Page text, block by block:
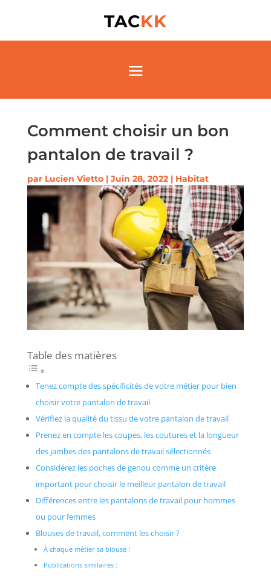
TACKK
Comment choisir un bon
pantalon de travail ?
par Lucien Vietto| Juin 28, 2022| Habitat
Table des matières
Tenez compte des spécificités de votre métier pour bien
choisir votre pantalon de travail
Vérifiez la qualité du tissu de votre pantalon de travail
Prenez en compte les coupes, les coutures et la longueur
des jambes des pantalons de travail sélectionnés
Considérez les poches de genou comme un critère
important pour choisir le meilleur pantalon de travail
Différences entre les pantalons de travail pour hommes
ou pour femmes
Blouses de travail, comment les choisir ?
À chaque métier sa blouse !
Publications similaires :